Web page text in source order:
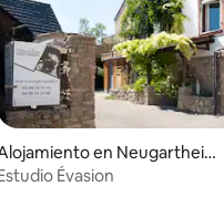
4.85 de 5, 181 reseñas
en Neugarthei
Ittlenheim
Évasion